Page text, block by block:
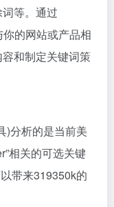
等。通过
的网站或产品相
和制定关键词策
分析的是当前美